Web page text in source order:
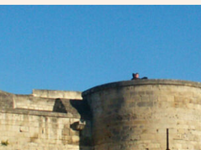
hytte
"2 værelser"